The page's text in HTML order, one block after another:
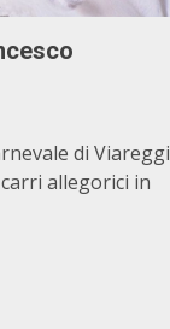
di
allegorici in